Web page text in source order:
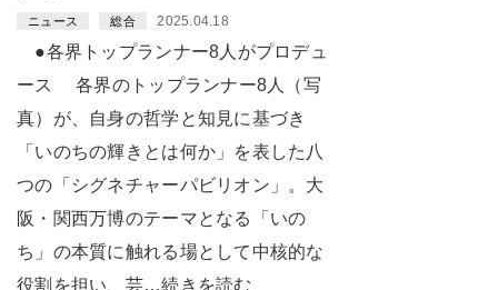
ニュース 総合 2025.04.18
●各界トップランナー8人がプロデュ
ース 各界のトップランナー8人（写
真）が、自身の哲学と知見に基づき
「いのちの輝きとは何か」を表した八
つの「シグネチャーパビリオン」。大
阪・関西万博のテーマとなる「いの
ち」の本質に触れる場として中核的な
役割を担い、芸…続きを読む